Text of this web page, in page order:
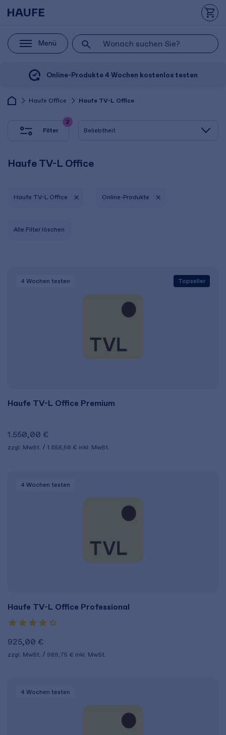
Menü
Online-Produkte 4 Wochen kostenlos testen
Haufe Office Haufe TV-L Office
Filter
2
Haufe TV-L Office
Haufe TV-L Office Online-Produkte
Alle Filter löschen
4 Wochen testen Topseller
Haufe TV-L Office Premium
1.550,00 €
zzgl. MwSt. 1.658,50 € inkl. MwSt.
4 Wochen testen
Haufe TV-L Office Professional
925,00 €
zzgl. MwSt. 989,75 € inkl. MwSt.
4 Wochen testen